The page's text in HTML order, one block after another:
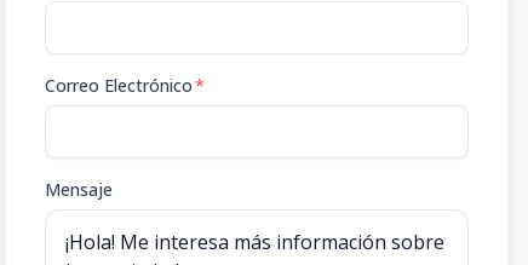
Correo Electrónico*
Mensaje